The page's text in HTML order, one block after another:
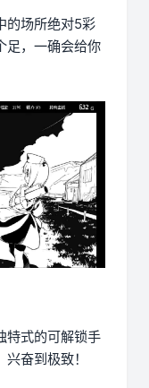
的场所绝对5彩
足，一确会给你
特式的可解锁手
奋到极致！